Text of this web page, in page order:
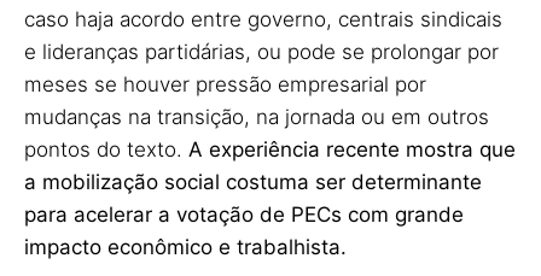
caso haja acordo entre governo, centrais sindicais
e lideranças partidárias, ou pode se prolongar por
meses se houver pressão empresarial por
mudanças na transição, na jornada ou em outros
pontos do texto. A experiência recente mostra que
a mobilização social costuma ser determinante
para acelerar a votação de PECs com grande
impacto econômico e trabalhista.